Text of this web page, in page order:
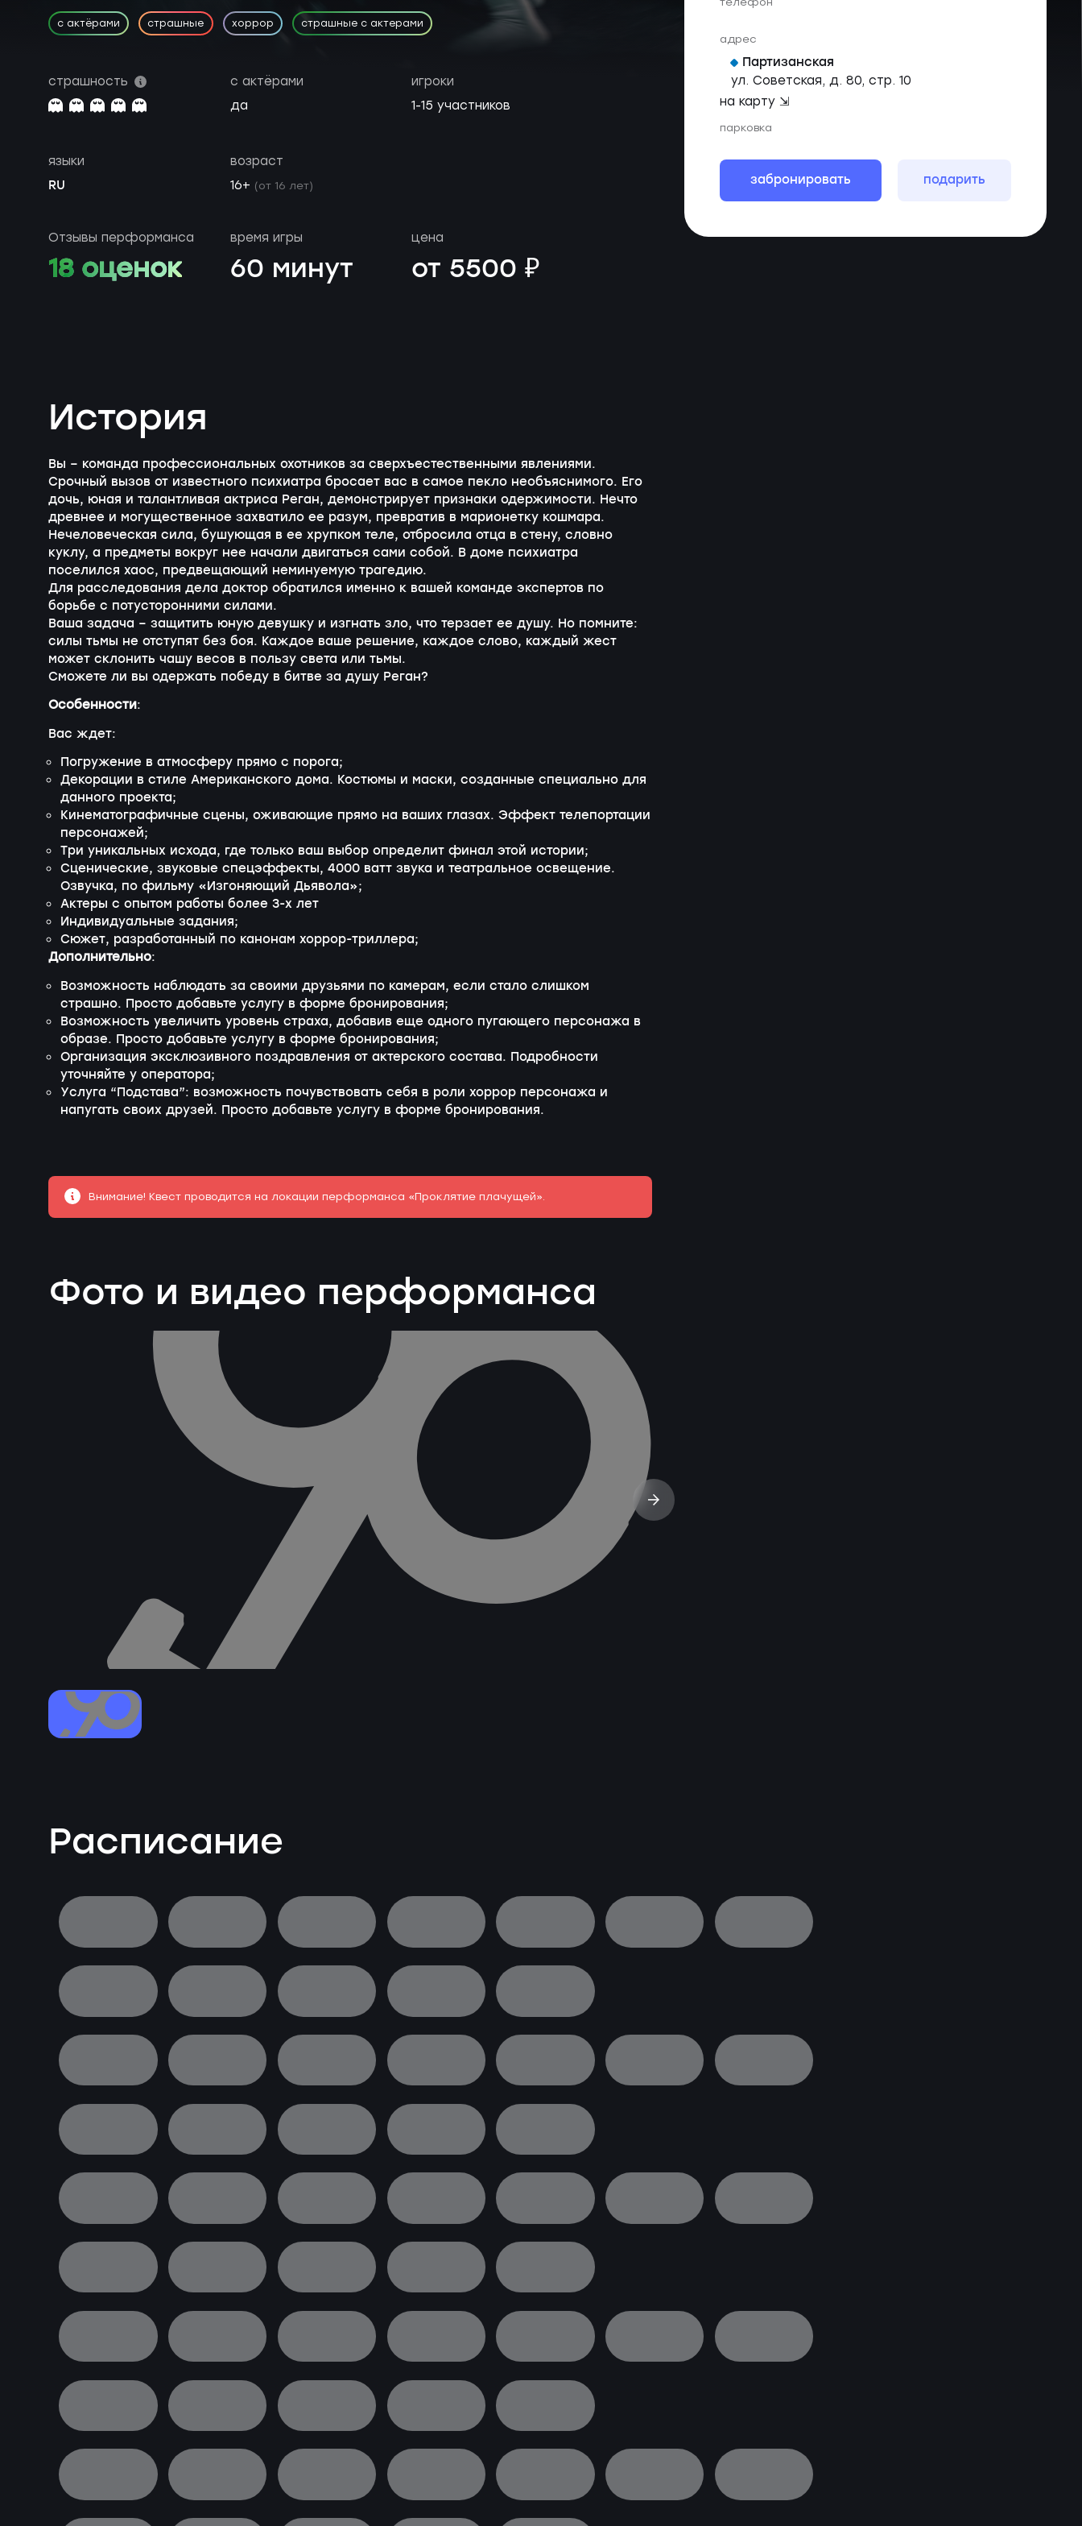
с актёрами страшные хоррор страшные с актерами
адрес
Партизанская
ул. Советская, д. 80, стр. 10
на карту ⇲
парковка
забронировать подарить
страшность
с актёрами
да
игроки
1-15 участников
языки
RU
возраст
16+ (от 16 лет)
Отзывы перформанса
18 оценок
время игры
60 минут
цена
от 5500 ₽
История
Вы – команда профессиональных охотников за сверхъестественными явлениями.
Срочный вызов от известного психиатра бросает вас в самое пекло необъяснимого. Его
дочь, юная и талантливая актриса Реган, демонстрирует признаки одержимости. Нечто
древнее и могущественное захватило ее разум, превратив в марионетку кошмара.
Нечеловеческая сила, бушующая в ее хрупком теле, отбросила отца в стену, словно
куклу, а предметы вокруг нее начали двигаться сами собой. В доме психиатра
поселился хаос, предвещающий неминуемую трагедию.
Для расследования дела доктор обратился именно к вашей команде экспертов по
борьбе с потусторонними силами.
Ваша задача – защитить юную девушку и изгнать зло, что терзает ее душу. Но помните:
силы тьмы не отступят без боя. Каждое ваше решение, каждое слово, каждый жест
может склонить чашу весов в пользу света или тьмы.
Сможете ли вы одержать победу в битве за душу Реган?
Особенности:
Вас ждет:
Погружение в атмосферу прямо с порога;
Декорации в стиле Американского дома. Костюмы и маски, созданные специально для
данного проекта;
Кинематографичные сцены, оживающие прямо на ваших глазах. Эффект телепортации
персонажей;
Три уникальных исхода, где только ваш выбор определит финал этой истории;
Сценические, звуковые спецэффекты, 4000 ватт звука и театральное освещение.
Озвучка, по фильму «Изгоняющий Дьявола»;
Актеры с опытом работы более 3-х лет
Индивидуальные задания;
Сюжет, разработанный по канонам хоррор-триллера;
Дополнительно:
Возможность наблюдать за своими друзьями по камерам, если стало слишком
страшно. Просто добавьте услугу в форме бронирования;
Возможность увеличить уровень страха, добавив еще одного пугающего персонажа в
образе. Просто добавьте услугу в форме бронирования;
Организация эксклюзивного поздравления от актерского состава. Подробности
уточняйте у оператора;
Услуга “Подстава”: возможность почувствовать себя в роли хоррор персонажа и
напугать своих друзей. Просто добавьте услугу в форме бронирования.
Внимание! Квест проводится на локации перформанса «Проклятие плачущей».
Фото и видео перформанса
Расписание